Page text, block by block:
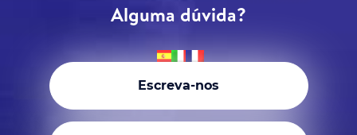
Alguma dúvida?
Escreva-nos